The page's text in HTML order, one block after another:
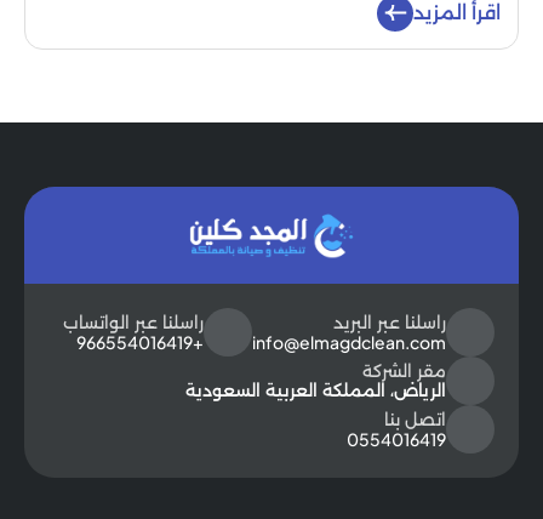
اقرأ المزيد
راسلنا عبر البريد
info@elmagdclean.com
راسلنا عبر الواتساب
+966554016419
مقر الشركة
الرياض، المملكة العربية السعودية
اتصل بنا
0554016419